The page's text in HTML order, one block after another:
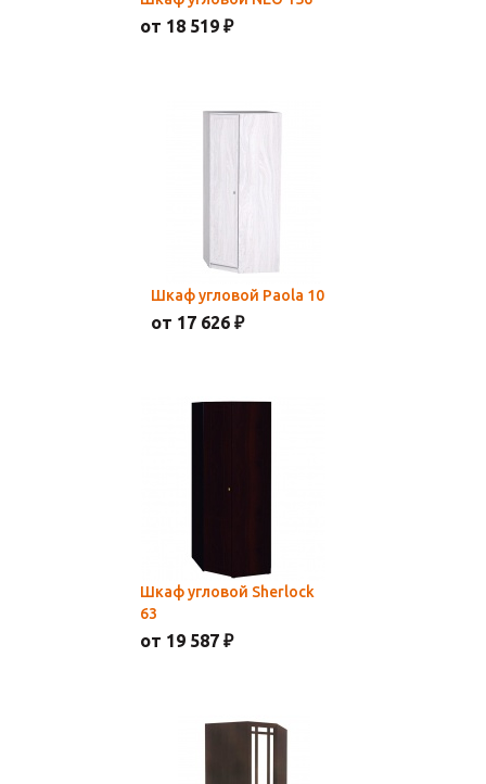
от 18 519 ₽
Шкаф угловой Paola 10
от 17 626 ₽
Шкаф угловой Sherlock
63
от 19 587 ₽